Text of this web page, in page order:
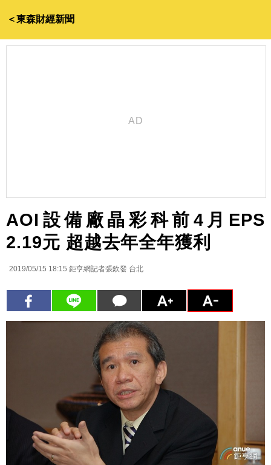
＜東森財經新聞
AOI設備廠晶彩科前4月EPS
2.19元 超越去年全年獲利
2019/05/15 18:15 鉅亨網記者張欽發 台北